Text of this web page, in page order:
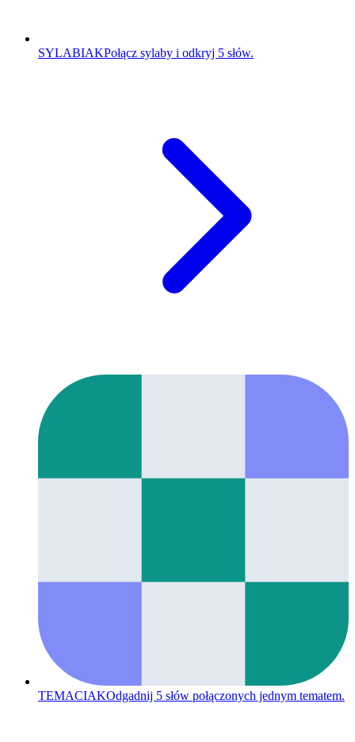
SYLABIAKPołącz sylaby i odkryj 5 słów.
TEMACIAKOdgadnij 5 słów połączonych jednym tematem.